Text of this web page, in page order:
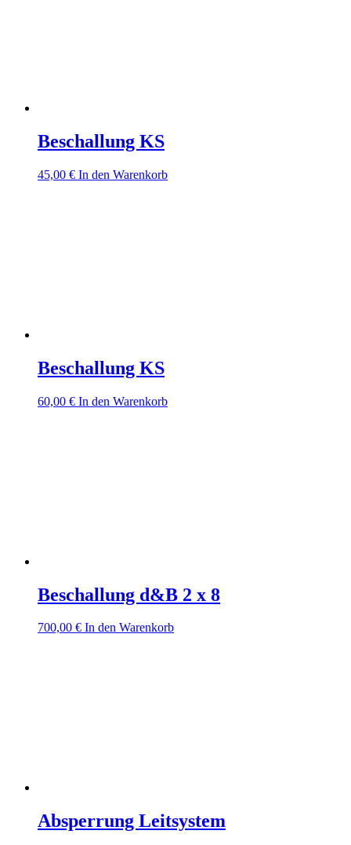
Beschallung KS
45,00 € In den Warenkorb
Beschallung KS
60,00 € In den Warenkorb
Beschallung d&B 2 x 8
700,00 € In den Warenkorb
Absperrung Leitsystem